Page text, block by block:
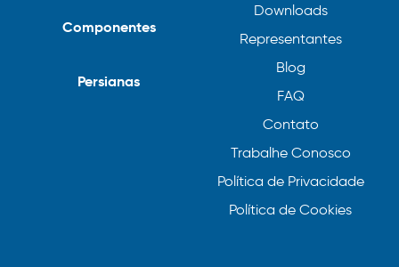
Downloads
Representantes
Blog
FAQ
Contato
Trabalhe Conosco
Política de Privacidade
Política de Cookies
Componentes
Persianas